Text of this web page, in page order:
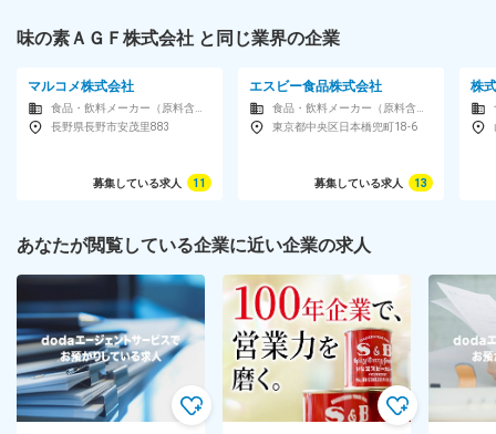
術開発部（約24名） └ 基盤技術開発グループ（7名） 能性素
材研究担当：2名体制（うち1名欠員補充） ■このポジションの
や機能性表示を経て最終的に製品として世の中に届く。その手
応えを一貫して実感できる研究ポジションです。少数精鋭環境
のため、研究者としての専門性だけでなく、視野を広げたキャ
味の素ＡＧＦ株式会社 と同じ業界の企業
マルコメ株式会社
長野県長野市安茂里883
募集している求人 11
エスビー食品株式会社
東京都中央区日本橋兜町18-6
募集している求人 13
株
あなたが閲覧している企業に近い企業の求人